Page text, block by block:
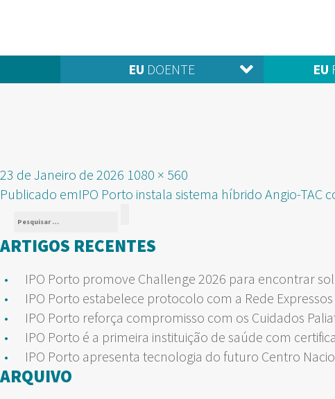
EU DOENTE EU
Publicado
em
23 de Janeiro de 2026 Tamanho
real
1080 × 560
NAVEGAÇÃO
DE
ARTIGOS
Publicado emIPO Porto instala sistema híbrido Angio-TAC
Pesquisar
por:
ARTIGOS RECENTES
IPO Porto promove Challenge 2026 para encontrar
IPO Porto estabelece protocolo com a Rede
IPO Porto reforça compromisso com os Cuidados
IPO Porto é a primeira instituição de saúde com
IPO Porto apresenta tecnologia do futuro Centro
ARQUIVO